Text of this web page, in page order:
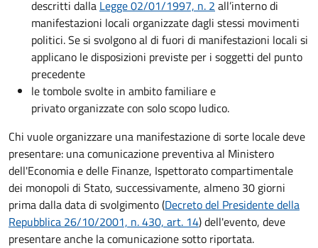
descritti dalla Legge 02/01/1997, n. 2 all’interno di
manifestazioni locali organizzate dagli stessi movimenti
politici. Se si svolgono al di fuori di manifestazioni locali si
applicano le disposizioni previste per i soggetti del punto
precedente
le tombole svolte in ambito familiare e
privato organizzate con solo scopo ludico.
Chi vuole organizzare una manifestazione di sorte locale deve
presentare: una comunicazione preventiva al Ministero
dell'Economia e delle Finanze, Ispettorato compartimentale
dei monopoli di Stato, successivamente, almeno 30 giorni
prima dalla data di svolgimento (Decreto del Presidente della
Repubblica 26/10/2001, n. 430, art. 14) dell'evento, deve
presentare anche la comunicazione sotto riportata.